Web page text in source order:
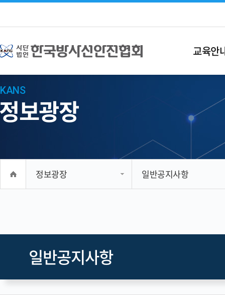
교육안
KANS
보광장
정보광장 일반공지사항
일반공지사항